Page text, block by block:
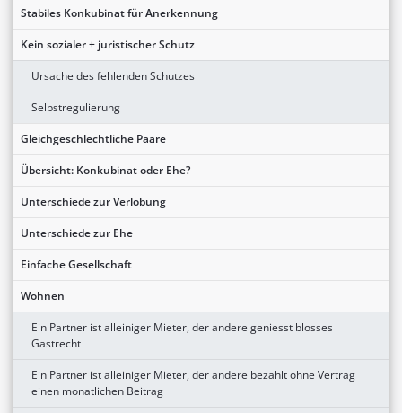
Stabiles Konkubinat für Anerkennung
Kein sozialer + juristischer Schutz
Ursache des fehlenden Schutzes
Selbstregulierung
Gleichgeschlechtliche Paare
Übersicht: Konkubinat oder Ehe?
Unterschiede zur Verlobung
Unterschiede zur Ehe
Einfache Gesellschaft
Wohnen
Ein Partner ist alleiniger Mieter, der andere geniesst blosses
Gastrecht
Ein Partner ist alleiniger Mieter, der andere bezahlt ohne Vertrag
einen monatlichen Beitrag